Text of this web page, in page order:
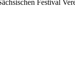
Festival